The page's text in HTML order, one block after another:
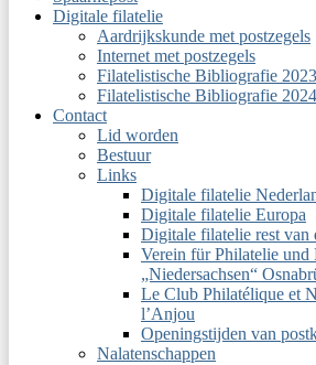
Digitale filatelie
Aardrijkskunde met postzegels
Internet met postzegels
Filatelistische Bibliografie 2023
Filatelistische Bibliografie 2024
Contact
Lid worden
Bestuur
Links
Digitale filatelie
Digitale filatelie Europa
Digitale filatelie rest van
Verein für Philatelie und
„Niedersachsen“
Le Club Philatélique et
l’Anjou
Openingstijden van
Nalatenschappen